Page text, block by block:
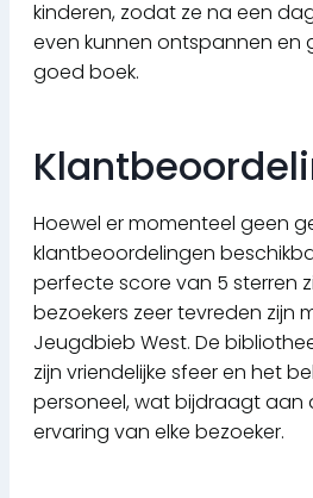
kinderen, zodat ze na een
even kunnen ontspannen en
goed boek.
Hoewel er momenteel geen
klantbeoordelingen
perfecte score van 5 sterren
bezoekers zeer tevreden zijn
Jeugdbieb West. De
zijn vriendelijke sfeer en het
personeel, wat bijdraagt aan
ervaring van elke bezoeker.